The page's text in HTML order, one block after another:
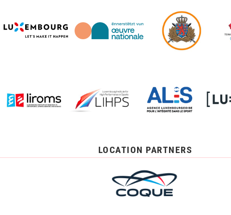
LOCATION PARTNERS